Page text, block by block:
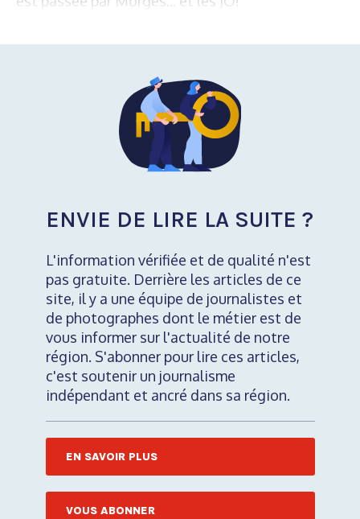
ENVIE DE LIRE LA SUITE ?
L'information vérifiée et de qualité n'est
pas gratuite. Derrière les articles de ce
site, il y a une équipe de journalistes et
de photographes dont le métier est de
vous informer sur l'actualité de notre
région. S'abonner pour lire ces articles,
c'est soutenir un journalisme
indépendant et ancré dans sa région.
EN SAVOIR PLUS
VOUS ABONNER